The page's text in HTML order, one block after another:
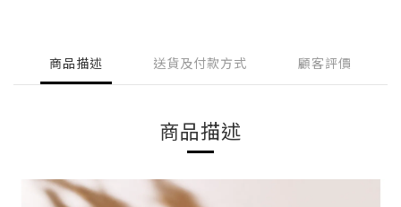
商品描述 送貨及付款方式 顧客評價
商品描述